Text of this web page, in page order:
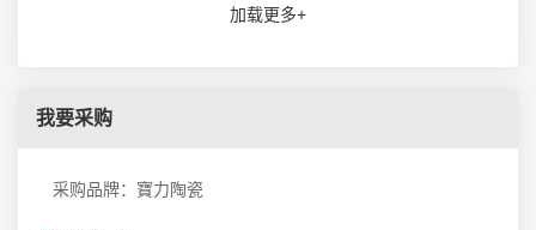
加载更多+
我要采购
采购品牌：寶力陶瓷